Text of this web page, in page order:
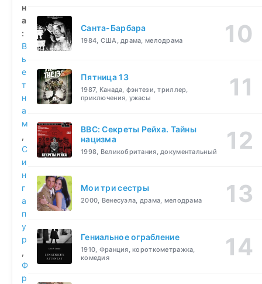
н
а
:
В
ь
е
т
н
а
м
,
С
и
н
г
а
п
у
р
,
Ф
р
Санта-Барбара
1984, США, драма, мелодрама
Пятница 13
1987, Канада, фэнтези, триллер,
приключения, ужасы
BBC: Секреты Рейха. Тайны
нацизма
1998, Великобритания, документальный
Мои три сестры
2000, Венесуэла, драма, мелодрама
Гениальное ограбление
1910, Франция, короткометражка,
комедия